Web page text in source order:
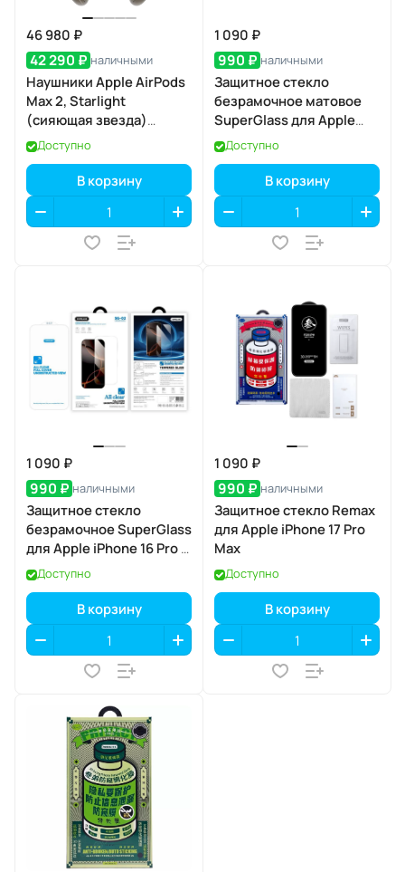
46 980 ₽
42 290 ₽ наличными
Наушники Apple AirPods
Max 2, Starlight
(сияющая звезда)
(MHWL4)
Доступно
В корзину
1 090 ₽
990 ₽ наличными
Защитное стекло
безрамочное матовое
SuperGlass для Apple
iPhone 17 Air
Доступно
В корзину
1 090 ₽
990 ₽ наличными
Защитное стекло
безрамочное SuperGlass
для Apple iPhone 16 Pro /
17 / 17 Pro
Доступно
В корзину
1 090 ₽
990 ₽ наличными
Защитное стекло Remax
для Apple iPhone 17 Pro
Max
Доступно
В корзину